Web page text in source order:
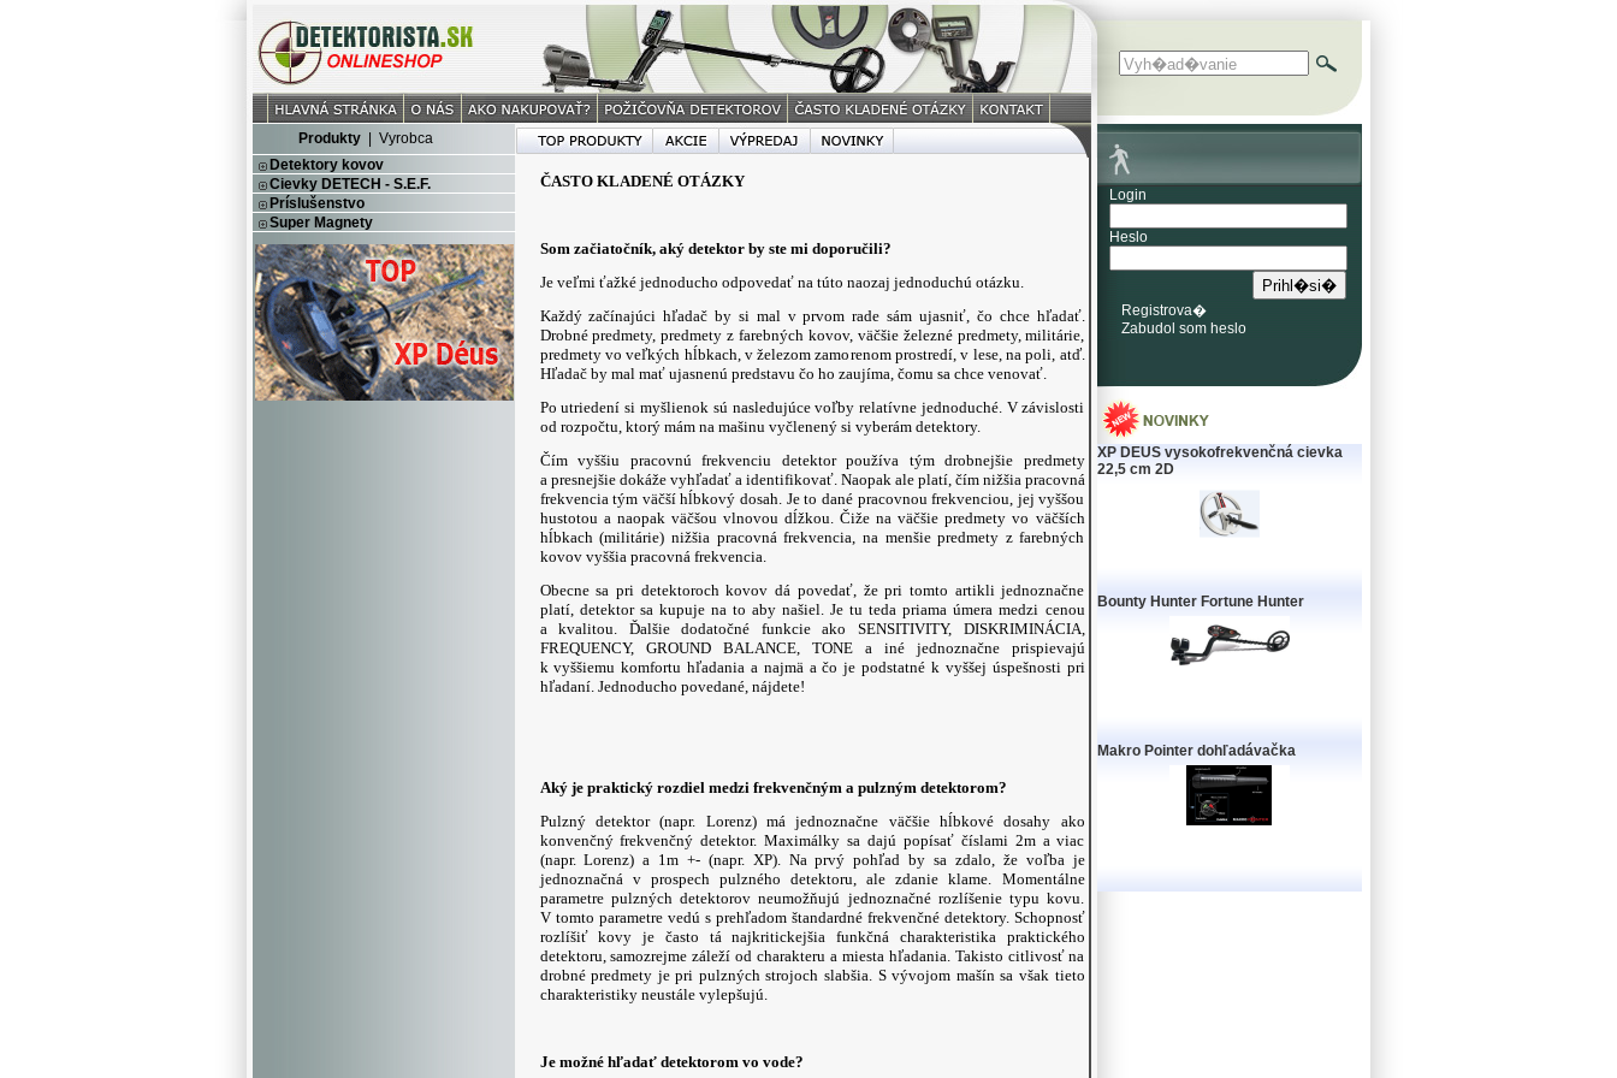
Produkty| Vyrobca
Login
Heslo
Registrova�
Zabudol som heslo
XP DEUS vysokofrekvenčná cievka
22,5 cm 2D
Bounty Hunter Fortune Hunter
Makro Pointer dohľadávačka
Detektory kovov
Cievky DETECH - S.E.F.
Príslušenstvo
Super Magnety
ČASTO KLADENÉ OTÁZKY
Som začiatočník, aký detektor by ste mi doporučili?
Je veľmi ťažké jednoducho odpovedať na túto naozaj jednoduchú otázku.
Každý začínajúci hľadač by si mal v prvom rade sám ujasniť, čo chce hľadať.
Drobné predmety, predmety z farebných kovov, väčšie železné predmety, militárie,
predmety vo veľkých hĺbkach, v železom zamorenom prostredí, v lese, na poli, atď.
Hľadač by mal mať ujasnenú predstavu čo ho zaujíma, čomu sa chce venovať.
Po utriedení si myšlienok sú nasledujúce voľby relatívne jednoduché. V závislosti
od rozpočtu, ktorý mám na mašinu vyčlenený si vyberám detektory.
Čím vyššiu pracovnú frekvenciu detektor používa tým drobnejšie predmety
a presnejšie dokáže vyhľadať a identifikovať. Naopak ale platí, čím nižšia pracovná
frekvencia tým väčší hĺbkový dosah. Je to dané pracovnou frekvenciou, jej vyššou
hustotou a naopak väčšou vlnovou dĺžkou. Čiže na väčšie predmety vo väčších
hĺbkach (militárie) nižšia pracovná frekvencia, na menšie predmety z farebných
kovov vyššia pracovná frekvencia.
Obecne sa pri detektoroch kovov dá povedať, že pri tomto artikli jednoznačne
platí, detektor sa kupuje na to aby našiel. Je tu teda priama úmera medzi cenou
a kvalitou. Ďalšie dodatočné funkcie ako SENSITIVITY, DISKRIMINÁCIA,
FREQUENCY, GROUND BALANCE, TONE a iné jednoznačne prispievajú
k vyššiemu komfortu hľadania a najmä a čo je podstatné k vyššej úspešnosti pri
hľadaní. Jednoducho povedané, nájdete!
Aký je praktický rozdiel medzi frekvenčným a pulzným detektorom?
Pulzný detektor (napr. Lorenz) má jednoznačne väčšie hĺbkové dosahy ako
konvenčný frekvenčný detektor. Maximálky sa dajú popísať číslami 2m a viac
(napr. Lorenz) a 1m +- (napr. XP). Na prvý pohľad by sa zdalo, že voľba je
jednoznačná v prospech pulzného detektoru, ale zdanie klame. Momentálne
parametre pulzných detektorov neumožňujú jednoznačné rozlíšenie typu kovu.
V tomto parametre vedú s prehľadom štandardné frekvenčné detektory. Schopnosť
rozlíšiť kovy je často tá najkritickejšia funkčná charakteristika praktického
detektoru, samozrejme záleží od charakteru a miesta hľadania. Takisto citlivosť na
drobné predmety je pri pulzných strojoch slabšia. S vývojom mašín sa však tieto
charakteristiky neustále vylepšujú.
Je možné hľadať detektorom vo vode?